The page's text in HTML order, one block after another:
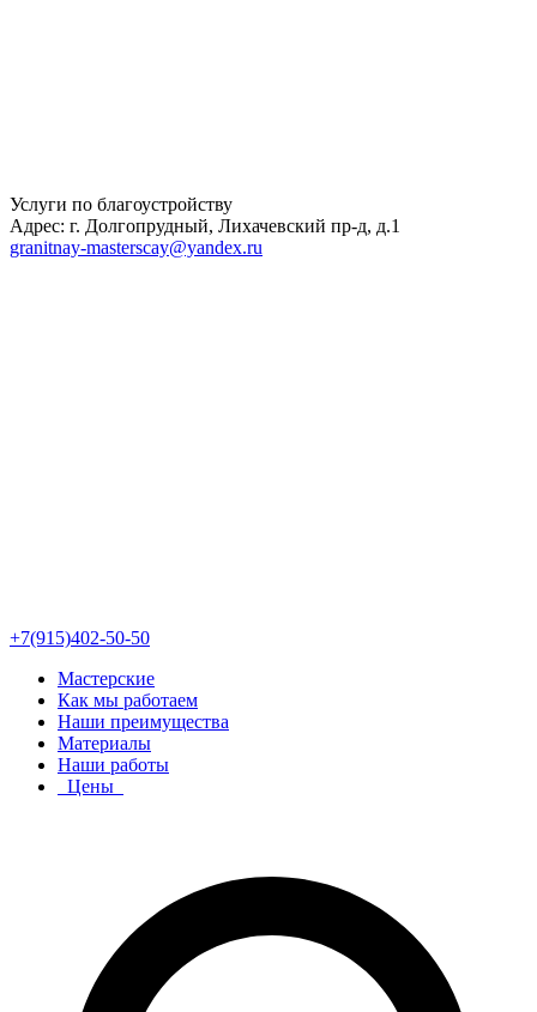
Услуги по благоустройству
Адрес: г. Долгопрудный, Лихачевский пр-д, д.1
granitnay-masterscay@yandex.ru
+7(915)402-50-50
Мастерские
Как мы работаем
Наши преимущества
Материалы
Наши работы
Цены